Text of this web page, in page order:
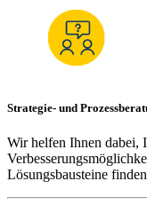
Strategie- und
Wir helfen Ihnen dabei,
Lösungsbausteine